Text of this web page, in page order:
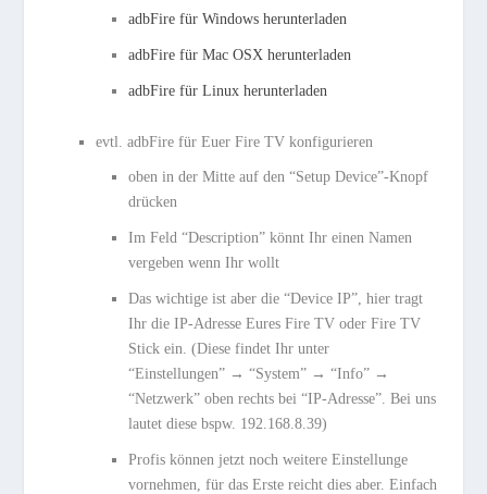
adbFire für Windows herunterladen
adbFire für Mac OSX herunterladen
adbFire für Linux herunterladen
evtl. adbFire für Euer Fire TV konfigurieren
oben in der Mitte auf den “Setup Device”-Knopf
drücken
Im Feld “Description” könnt Ihr einen Namen
vergeben wenn Ihr wollt
Das wichtige ist aber die “Device IP”, hier tragt
Ihr die IP-Adresse Eures Fire TV oder Fire TV
Stick ein. (Diese findet Ihr unter
“Einstellungen” → “System” → “Info” →
“Netzwerk” oben rechts bei “IP-Adresse”. Bei uns
lautet diese bspw. 192.168.8.39)
Profis können jetzt noch weitere Einstellunge
vornehmen, für das Erste reicht dies aber. Einfach